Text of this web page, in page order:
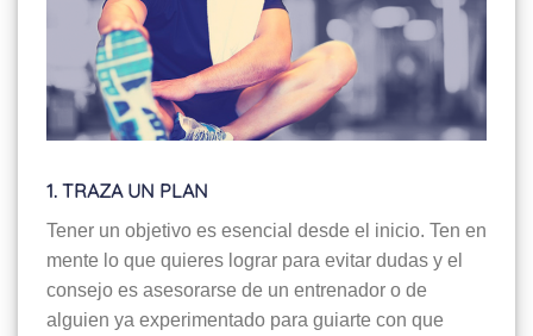
1. TRAZA UN PLAN
Tener un objetivo es esencial desde el inicio. Ten en
mente lo que quieres lograr para evitar dudas y el
consejo es asesorarse de un entrenador o de
alguien ya experimentado para guiarte con que